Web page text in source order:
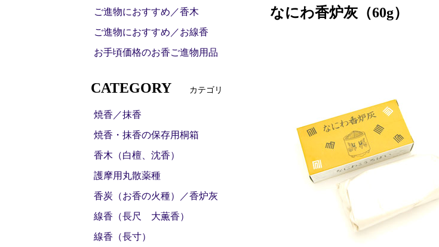
なにわ香炉灰（60g）
ご進物におすすめ／香木
ご進物におすすめ／お線香
お手頃価格のお香ご進物用品
CATEGORY カテゴリ
焼香／抹香
焼香・抹香の保存用桐箱
香木（白檀、沈香）
護摩用丸散薬種
香炭（お香の火種）／香炉灰
線香（長尺 大薫香）
線香（長寸）